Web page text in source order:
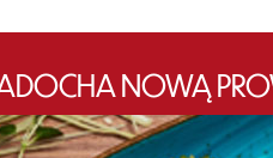
NOWĄ